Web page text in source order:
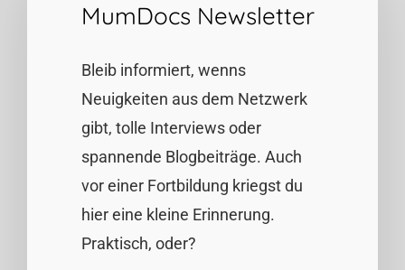
MumDocs Newsletter
Bleib informiert, wenns
Neuigkeiten aus dem Netzwerk
gibt, tolle Interviews oder
spannende Blogbeiträge. Auch
vor einer Fortbildung kriegst du
hier eine kleine Erinnerung.
Praktisch, oder?